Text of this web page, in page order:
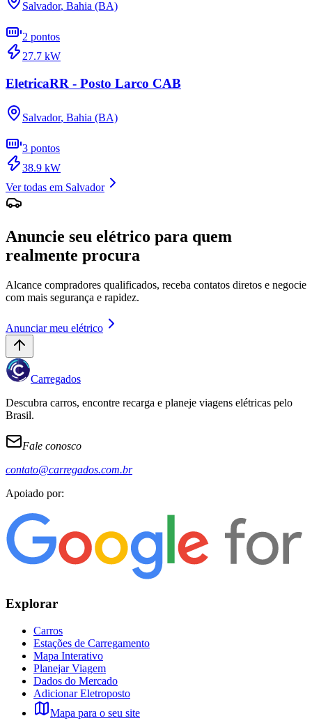
Salvador, Bahia (BA)
2 pontos
27.7 kW
EletricaRR - Posto Larco CAB
Salvador, Bahia (BA)
3 pontos
38.9 kW
Ver todas em Salvador
Anuncie seu elétrico para quem
realmente procura
Alcance compradores qualificados, receba contatos diretos e negocie
com mais segurança e rapidez.
Anunciar meu elétrico
Carregados
Descubra carros, encontre recarga e planeje viagens elétricas pelo
Brasil.
Fale conosco
contato@carregados.com.br
Apoiado por:
Explorar
Carros
Estações de Carregamento
Mapa Interativo
Planejar Viagem
Dados do Mercado
Adicionar Eletroposto
Mapa para o seu site